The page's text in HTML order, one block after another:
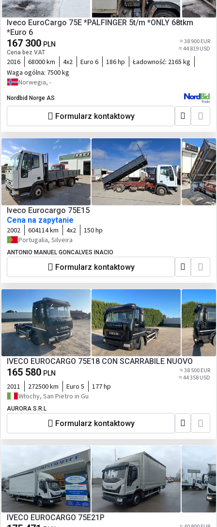
Iveco EuroCargo 75E *PALFINGER 5t/m *ONLY 68tkm
*Euro 6
167 300 PLN
Cena bez VAT
≈ 38 900 EUR
≈ 44 819 USD
2016 68000 km 4x2 Euro 6 186 hp Ładowność: 2165 kg
Waga ogólna: 7500 kg
Norwegia, -
Nordbid Norge AS
Formularz kontaktowy
Iveco Eurocargo 75E15
Cena na zapytanie
2002 604114 km 4x2
150 hp
Portugalia, Silveira
ANTONIO MANUEL GONCALVES INACIO
Formularz kontaktowy
IVECO EUROCARGO 75E18 CON SCARRABILE NUOVO
165 580 PLN
≈ 38 500 EUR
≈ 44 358 USD
2011 272500 km Euro 5
177 hp
Włochy, San Pietro in Gu
AURORA S.R.L
Formularz kontaktowy
IVECO EUROCARGO 75E21P